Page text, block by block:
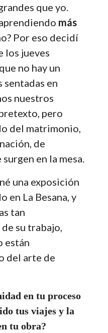
que yo.
más
Por eso decidí
los jueves
no hay un
en
nuestros
pero
del matrimonio,
de
en la mesa.
una exposición
en La Besana, y
tan
su trabajo,
están
del arte de
en tu proceso
tus viajes y la
tu obra?